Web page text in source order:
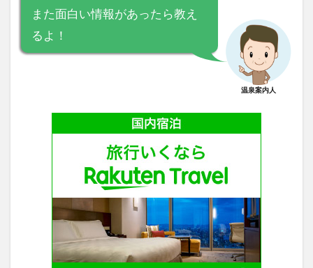
また面白い情報があったら教え
るよ！
温泉案内人